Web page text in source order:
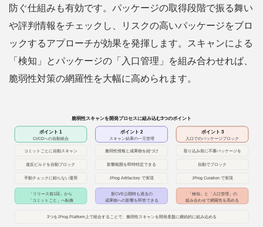
防ぐ仕組みも有効です。パッケージの取得段階で振る舞い
や評判情報をチェックし、リスクの高いパッケージをブロ
ックするアプローチが効果を発揮します。スキャンによる
「検知」とパッケージの「入口管理」を組み合わせれば、
脆弱性対策の網羅性を大幅に高められます。